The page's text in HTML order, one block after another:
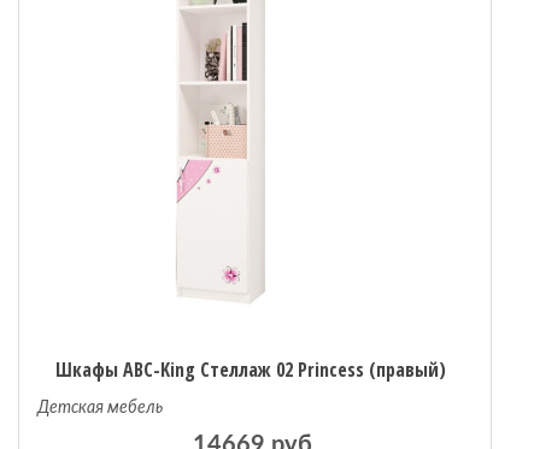
Шкафы ABC-King Стеллаж 02 Princess (правый)
Детская мебель